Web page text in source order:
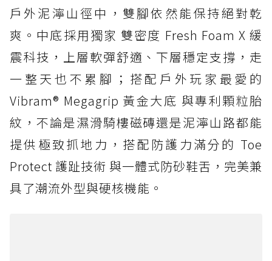
戶外泥濘山徑中，雙腳依然能保持絕對乾
爽。中底採用獨家 雙密度 Fresh Foam X 緩
震科技，上層軟彈舒適、下層穩定支撐，走
一整天也不累腳；搭配戶外玩家最愛的
Vibram® Megagrip 黃金大底 與專利顆粒胎
紋，不論是濕滑騎樓磁磚還是泥濘山路都能
提供極致抓地力，搭配防護力滿分的 Toe
Protect 護趾技術 與一體式防砂鞋舌，完美兼
具了潮流外型與硬核機能。